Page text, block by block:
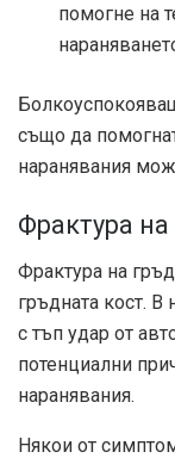
помогне на
също да
наранявания
Фрактура
Фрактура на
гръдната кост. В
с тъп удар от
потенциални
наранявания.
Някои от